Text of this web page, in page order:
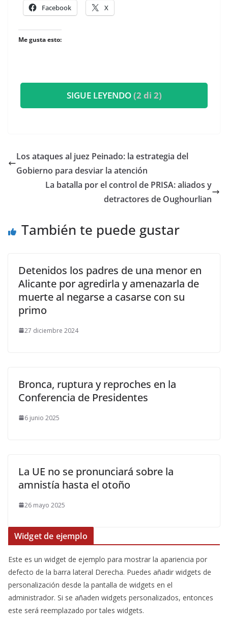
Facebook X
Me gusta esto:
SIGUE LEYENDO(2 di 2)
Los ataques al juez Peinado: la estrategia del
Gobierno para desviar la atención
La batalla por el control de PRISA: aliados y
detractores de Oughourlian
También te puede gustar
Detenidos los padres de una menor en
Alicante por agredirla y amenazarla de
muerte al negarse a casarse con su
primo
27 diciembre 2024
Bronca, ruptura y reproches en la
Conferencia de Presidentes
6 junio 2025
La UE no se pronunciará sobre la
amnistía hasta el otoño
26 mayo 2025
Widget de ejemplo
Este es un widget de ejemplo para mostrar la apariencia por
defecto de la barra lateral Derecha. Puedes añadir widgets de
personalización desde la pantalla de widgets en el
administrador. Si se añaden widgets personalizados, entonces
este será reemplazado por tales widgets.